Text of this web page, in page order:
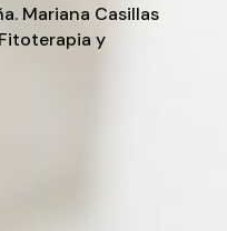
Mariana Casillas
y